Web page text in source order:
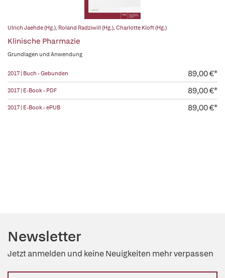
Ulrich Jaehde (Hg.), Roland Radziwill (Hg.),Charlotte Kloft (Hg.)
Klinische Pharmazie
Grundlagen und Anwendung
2017 | Buch - Gebunden 89,00 €*
2017 | E-Book - PDF 89,00 €*
2017 | E-Book - ePUB 89,00 €*
Newsletter
Jetzt anmelden und keine Neuigkeiten mehr verpassen